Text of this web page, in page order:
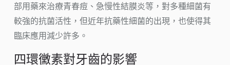
部用藥來治療青春痘、急慢性結膜炎等，對多種細菌有
較強的抗菌活性，但近年抗藥性細菌的出現，也使得其
臨床應用減少許多。
四環黴素對牙齒的影響